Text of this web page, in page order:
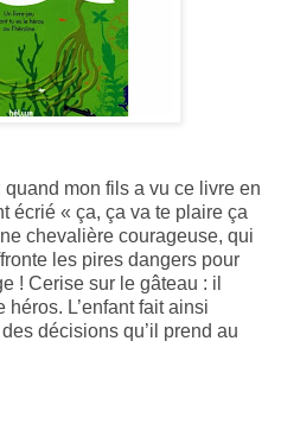
quand mon fils a vu ce livre en
écrié « ça, ça va te plaire ça
chevalière courageuse, qui
les pires dangers pour
! Cerise sur le gâteau : il
héros. L’enfant fait ainsi
décisions qu’il prend au